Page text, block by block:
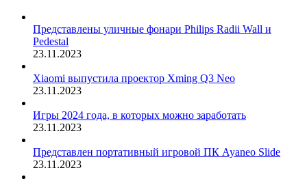
Представлены уличные фонари Philips Radii Wall и
Pedestal
23.11.2023
Xiaomi выпустила проектор Xming Q3 Neo
23.11.2023
Игры 2024 года, в которых можно заработать
23.11.2023
Представлен портативный игровой ПК Ayaneo Slide
23.11.2023